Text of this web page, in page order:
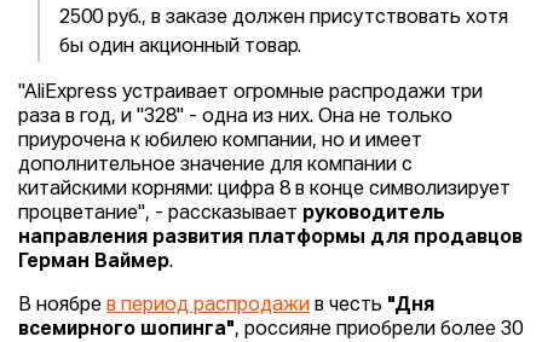
2500 руб., в заказе должен присутствовать хотя
бы один акционный товар.
"AliExpress устраивает огромные распродажи три
раза в год, и "328" - одна из них. Она не только
приурочена к юбилею компании, но и имеет
дополнительное значение для компании с
китайскими корнями: цифра 8 в конце символизирует
процветание", - рассказывает руководитель
направления развития платформы для продавцов
Герман Ваймер.
В ноябре в период распродажи в честь "Дня
всемирного шопинга", россияне приобрели более 30